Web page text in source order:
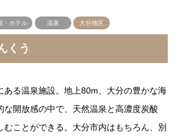
・ホテル 温泉 大分地区
くう
ある温泉施設。地上80m、大分の豊かな海
な開放感の中で、天然温泉と高濃度炭酸
むことができる。大分市内はもちろん、別